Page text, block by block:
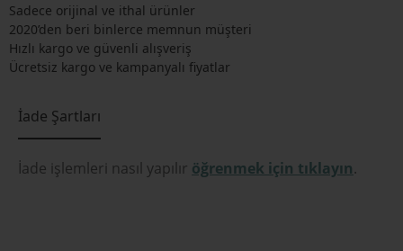
Sadece orijinal ve ithal ürünler
2020’den beri binlerce memnun müşteri
Hızlı kargo ve güvenli alışveriş
Ücretsiz kargo ve kampanyalı fiyatlar
İade Şartları
İade işlemleri nasıl yapılır öğrenmek için tıklayın.